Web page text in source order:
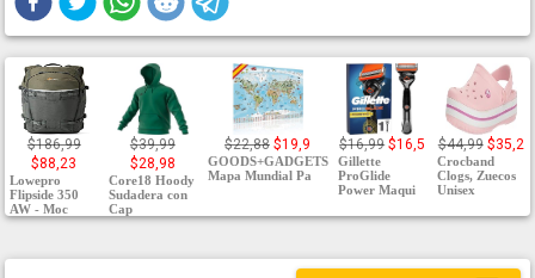
$186,99
$88,23
Lowepro
Flipside 350
AW - Moc
$39,99
$28,98
Core18 Hoody
Sudadera con
Cap
$22,88 $19,9
GOODS+GADGETS
Mapa Mundial Pa
$16,99 $16,5
Gillette
ProGlide
Power Maqui
$44,99 $35,2
Crocband
Clogs, Zuecos
Unisex